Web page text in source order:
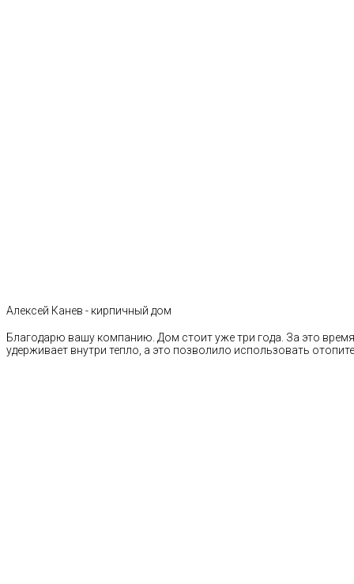
Алексей Канев - кирпичный дом
Благодарю вашу компанию. Дом стоит уже три года. За это
удерживает внутри тепло, а это позволило использовать